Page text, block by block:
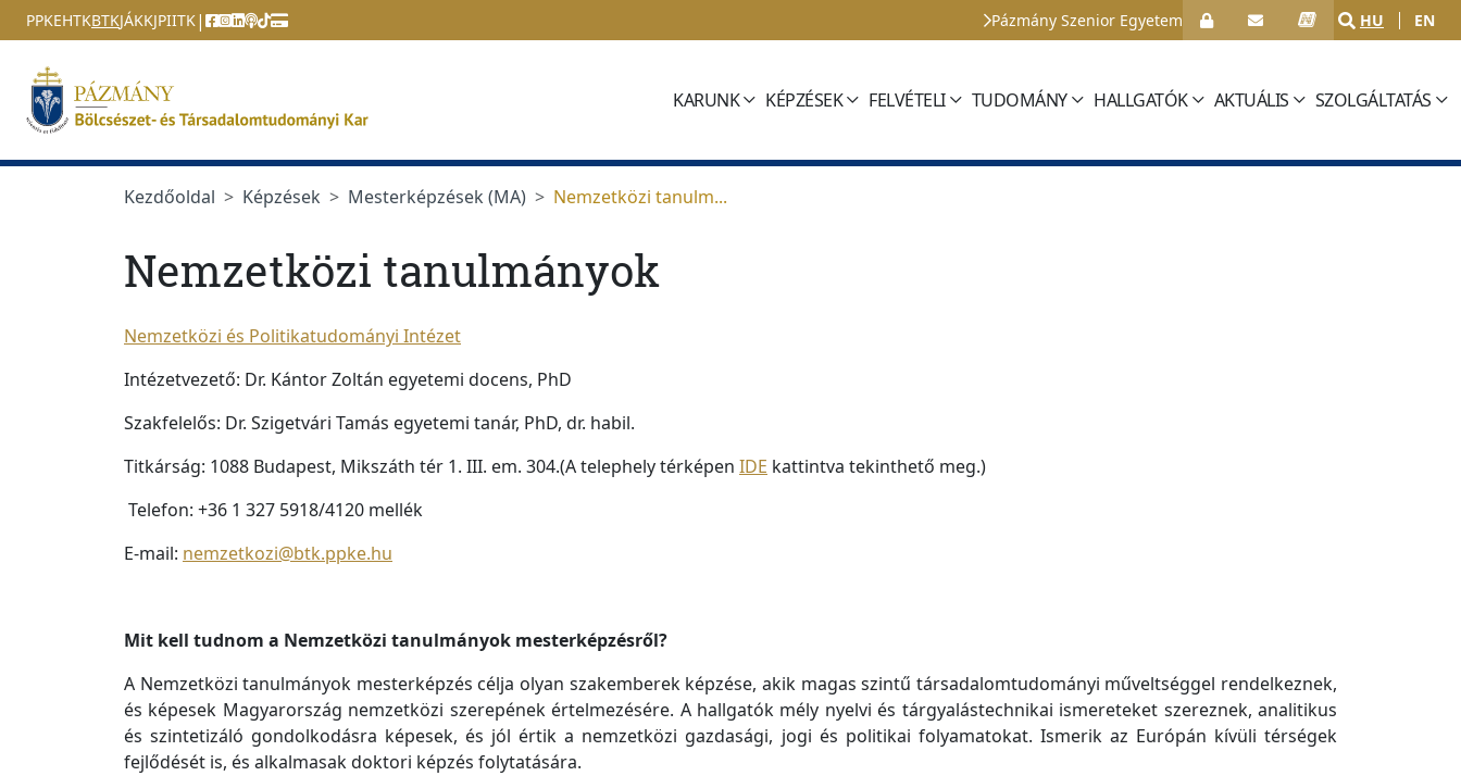
Ugrás a menüre
Ugrás a tartalomra
PPKEHTKBTKJÁKKJPIITK| Pázmány Szenior Egyetem HU EN
KARUNK KÉPZÉSEK FELVÉTELI TUDOMÁNY HALLGATÓK AKTUÁLIS SZOLGÁLTATÁS
Kezdőoldal Képzések Mesterképzések (MA) Nemzetközi tanulm...
Nemzetközi tanulmányok
Nemzetközi és Politikatudományi Intézet
Intézetvezető: Dr. Kántor Zoltán egyetemi docens, PhD
Szakfelelős: Dr. Szigetvári Tamás egyetemi tanár, PhD, dr. habil.
Titkárság: 1088 Budapest, Mikszáth tér 1. III. em. 304.(A telephely térképen IDE kattintva tekinthető meg.)
Telefon: +36 1 327 5918/4120 mellék
E-mail: nemzetkozi@btk.ppke.hu
Mit kell tudnom a Nemzetközi tanulmányok mesterképzésről?
A Nemzetközi tanulmányok mesterképzés célja olyan szakemberek képzése, akik magas szintű társadalomtudományi műveltséggel rendelkeznek,
és képesek Magyarország nemzetközi szerepének értelmezésére. A hallgatók mély nyelvi és tárgyalástechnikai ismereteket szereznek, analitikus
és szintetizáló gondolkodásra képesek, és jól értik a nemzetközi gazdasági, jogi és politikai folyamatokat. Ismerik az Európán kívüli térségek
fejlődését is, és alkalmasak doktori képzés folytatására.